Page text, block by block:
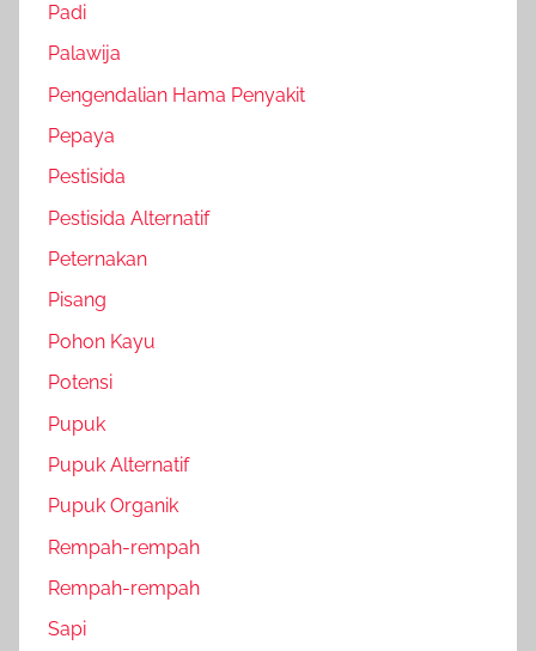
Padi
Palawija
Pengendalian Hama Penyakit
Pepaya
Pestisida
Pestisida Alternatif
Peternakan
Pisang
Pohon Kayu
Potensi
Pupuk
Pupuk Alternatif
Pupuk Organik
Rempah-rempah
Rempah-rempah
Sapi